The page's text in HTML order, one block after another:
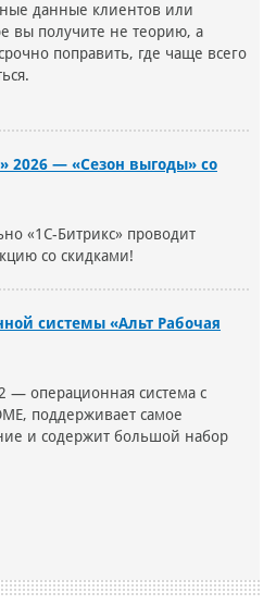
данные клиентов или
вы получите не теорию, а
поправить, где чаще всего
2026 — «Сезон выгоды» со
«1С-Битрикс» проводит
со скидками!
системы «Альт Рабочая
— операционная система с
поддерживает самое
и содержит большой набор